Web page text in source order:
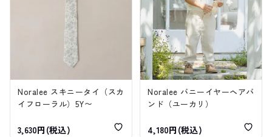
Noralee スキニータイ（スカ
イフローラル）5Y〜
3,630円(税込)
Noralee バニーイヤーヘアバ
ンド（ユーカリ）
4,180円(税込)